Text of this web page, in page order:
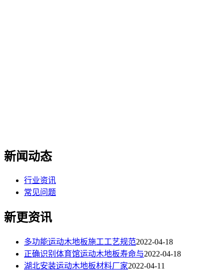
新闻动态
行业资讯
常见问题
新更资讯
多功能运动木地板施工工艺规范2022-04-18
正确识别体育馆运动木地板寿命与2022-04-18
湖北安装运动木地板材料厂家2022-04-11